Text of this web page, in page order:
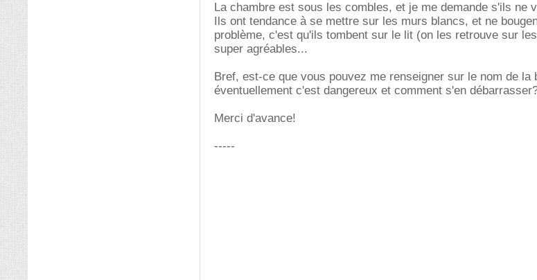
La chambre est sous les combles, et je me demande s'ils ne
Ils ont tendance à se mettre sur les murs blancs, et ne
problème, c'est qu'ils tombent sur le lit (on les retrouve sur
super agréables...
Bref, est-ce que vous pouvez me renseigner sur le nom de la
éventuellement c'est dangereux et comment s'en
Merci d'avance!
-----